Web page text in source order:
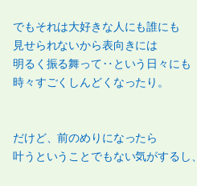
でもそれは大好きな人にも誰にも
見せられないから表向きには
明るく振る舞って‥という日々にも
時々すごくしんどくなったり。
だけど、前のめりになったら
叶うということでもない気がするし、